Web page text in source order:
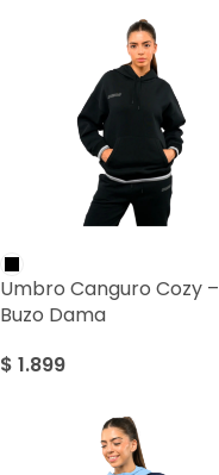
Umbro Canguro Cozy –
Buzo Dama
$ 1.899